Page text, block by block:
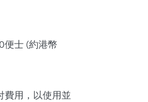
便士 (約港幣
費用，以使用並